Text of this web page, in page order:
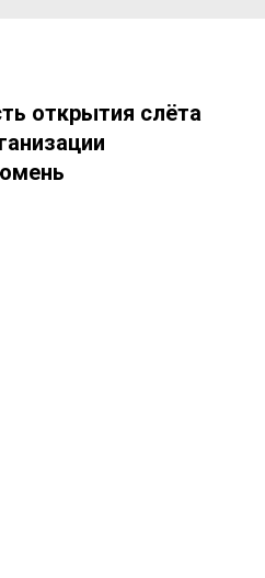
открытия слёта